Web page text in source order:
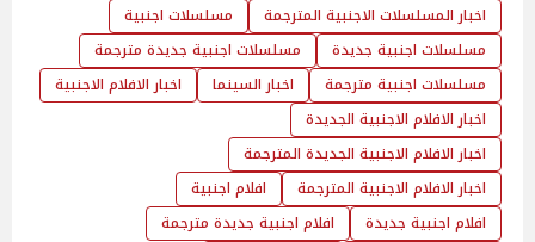
اخبار المسلسلات الاجنبية المترجمة
مسلسلات اجنبية
مسلسلات اجنبية جديدة
مسلسلات اجنبية جديدة مترجمة
مسلسلات اجنبية مترجمة
اخبار السينما
اخبار الافلام الاجنبية
اخبار الافلام الاجنبية الجديدة
اخبار الافلام الاجنبية الجديدة المترجمة
اخبار الافلام الاجنبية المترجمة
افلام اجنبية
افلام اجنبية جديدة
افلام اجنبية جديدة مترجمة